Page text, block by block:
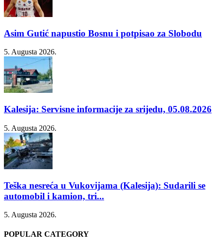
Asim Gutić napustio Bosnu i potpisao za Slobodu
5. Augusta 2026.
Kalesija: Servisne informacije za srijedu, 05.08.2026
5. Augusta 2026.
Teška nesreća u Vukovijama (Kalesija): Sudarili se
automobil i kamion, tri...
5. Augusta 2026.
POPULAR CATEGORY